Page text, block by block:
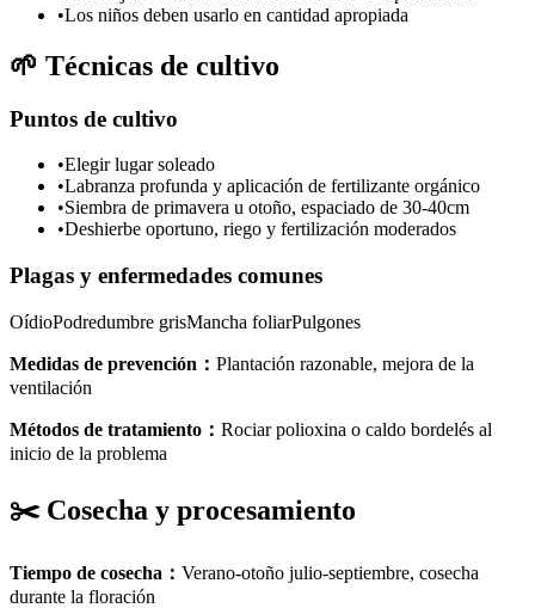
•Los niños deben usarlo en cantidad apropiada
🌱 Técnicas de cultivo
Puntos de cultivo
•Elegir lugar soleado
•Labranza profunda y aplicación de fertilizante orgánico
•Siembra de primavera u otoño, espaciado de 30-40cm
•Deshierbe oportuno, riego y fertilización moderados
Plagas y enfermedades comunes
OídioPodredumbre grisMancha foliarPulgones
Medidas de prevención ： Plantación razonable, mejora de la
ventilación
Métodos de tratamiento ： Rociar polioxina o caldo bordelés al
inicio de la problema
✂️ Cosecha y procesamiento
Tiempo de cosecha ： Verano-otoño julio-septiembre, cosecha
durante la floración